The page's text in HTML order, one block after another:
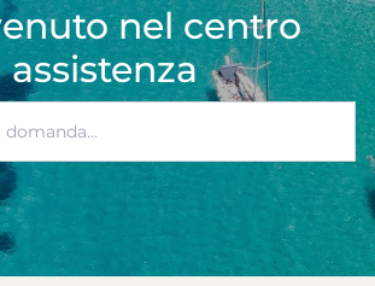
nel centro
assistenza